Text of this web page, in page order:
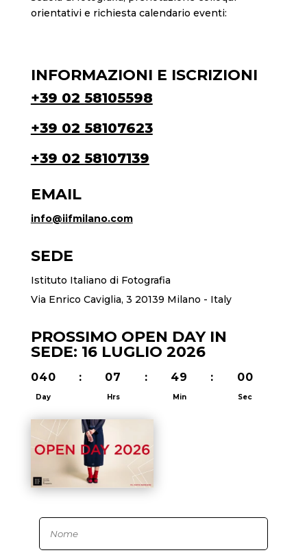
orientativi e richiesta calendario eventi:
INFORMAZIONI E ISCRIZIONI
+39 02 58105598
+39 02 58107623
+39 02 58107139
EMAIL
info@iifmilano.com
SEDE
Istituto Italiano di Fotografia
Via Enrico Caviglia, 3 20139 Milano - Italy
PROSSIMO OPEN DAY IN
SEDE: 16 LUGLIO 2026
040
Day
: 07
Hrs
: 48
Min
: 59
Sec